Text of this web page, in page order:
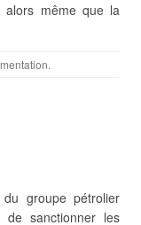
alors même que la
.
groupe pétrolier
de sanctionner les